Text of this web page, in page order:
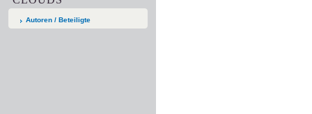
Autoren / Beteiligte